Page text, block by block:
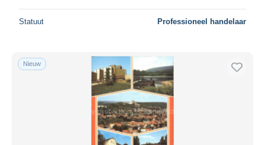
Statuut Professioneel handelaar
Nieuw